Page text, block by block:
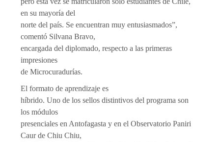
en su mayoría del
norte del país. Se encuentran muy entusiasmados”,
comentó Silvana Bravo,
encargada del diplomado, respecto a las primeras
impresiones
de Microcuradurías.
El formato de aprendizaje es
híbrido. Uno de los sellos distintivos del programa son
los módulos
presenciales en Antofagasta y en el Observatorio Paniri
Caur de Chiu Chiu,